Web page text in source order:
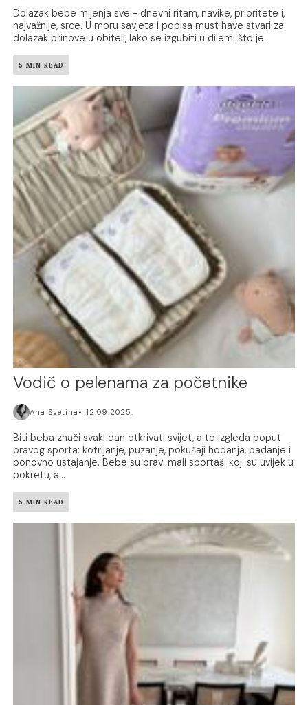
Dolazak bebe mijenja sve - dnevni ritam, navike, prioritete i,
najvažnije, srce. U moru savjeta i popisa must have stvari za
dolazak prinove u obitelj, lako se izgubiti u dilemi što je...
5 MIN READ
Vodič o pelenama za početnike
Ana Svetina 12.09.2025.
Biti beba znači svaki dan otkrivati svijet, a to izgleda poput
pravog sporta: kotrljanje, puzanje, pokušaji hodanja, padanje i
ponovno ustajanje. Bebe su pravi mali sportaši koji su uvijek u
pokretu, a...
5 MIN READ